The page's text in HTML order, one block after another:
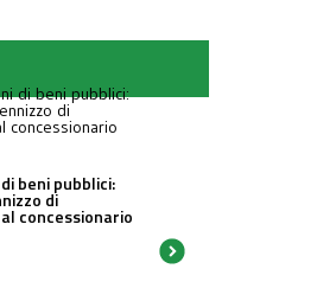
beni pubblici:
di
concessionario